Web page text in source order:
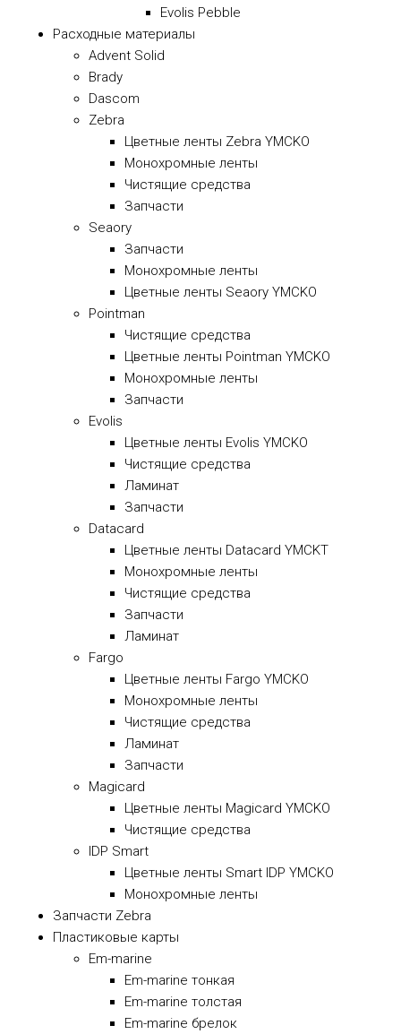
Evolis Pebble
Расходные материалы
Advent Solid
Brady
Dascom
Zebra
Цветные ленты Zebra YMCKO
Монохромные ленты
Чистящие средства
Запчасти
Seaory
Запчасти
Монохромные ленты
Цветные ленты Seaory YMCKO
Pointman
Чистящие средства
Цветные ленты Pointman YMCKO
Монохромные ленты
Запчасти
Evolis
Цветные ленты Evolis YMCKO
Чистящие средства
Ламинат
Запчасти
Datacard
Цветные ленты Datacard YMCKT
Монохромные ленты
Чистящие средства
Запчасти
Ламинат
Fargo
Цветные ленты Fargo YMCKO
Монохромные ленты
Чистящие средства
Ламинат
Запчасти
Magicard
Цветные ленты Magicard YMCKO
Чистящие средства
IDP Smart
Цветные ленты Smart IDP YMCKO
Монохромные ленты
Запчасти Zebra
Пластиковые карты
Em-marine
Em-marine тонкая
Em-marine толстая
Em-marine брелок